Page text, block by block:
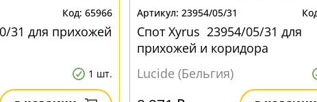
65966
31 для прихожей
1 шт.
23954/05/31
Спот Xyrus 23954/05/31 для
прихожей и коридора
Lucide (Бельгия)